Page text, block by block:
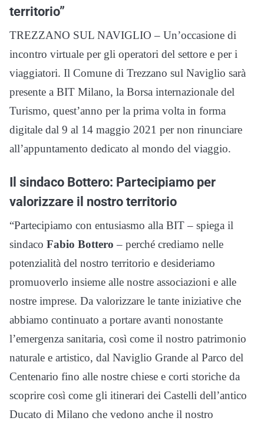
territorio”
TREZZANO SUL NAVIGLIO – Un’occasione di
incontro virtuale per gli operatori del settore e per i
viaggiatori. Il Comune di Trezzano sul Naviglio sarà
presente a BIT Milano, la Borsa internazionale del
Turismo, quest’anno per la prima volta in forma
digitale dal 9 al 14 maggio 2021 per non rinunciare
all’appuntamento dedicato al mondo del viaggio.
Il sindaco Bottero: Partecipiamo per
valorizzare il nostro territorio
“Partecipiamo con entusiasmo alla BIT – spiega il
sindaco Fabio Bottero – perché crediamo nelle
potenzialità del nostro territorio e desideriamo
promuoverlo insieme alle nostre associazioni e alle
nostre imprese. Da valorizzare le tante iniziative che
abbiamo continuato a portare avanti nonostante
l’emergenza sanitaria, così come il nostro patrimonio
naturale e artistico, dal Naviglio Grande al Parco del
Centenario fino alle nostre chiese e corti storiche da
scoprire così come gli itinerari dei Castelli dell’antico
Ducato di Milano che vedono anche il nostro